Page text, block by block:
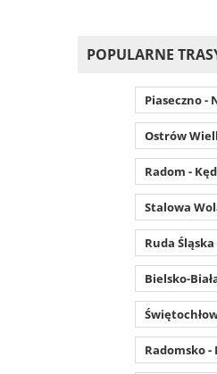
POPULARNE
Piaseczno -
Ostrów
Radom -
Stalowa
Ruda
Bielsko-
Radomsko -